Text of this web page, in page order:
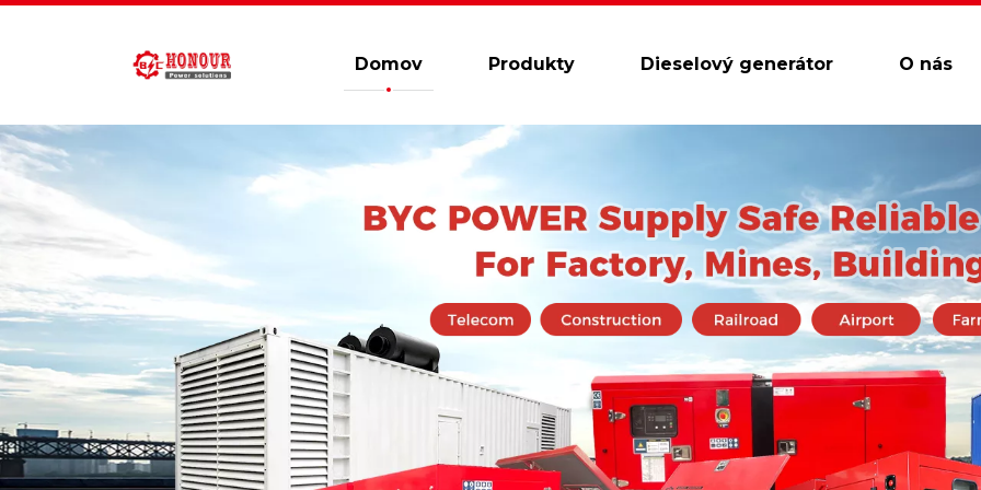
Domov Produkty Dieselový generátor O nás